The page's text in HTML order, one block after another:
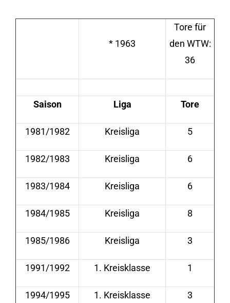
* 1963
Tore für
den WTW:
36
Saison Liga Tore
1981/1982 Kreisliga 5
1982/1983 Kreisliga 6
1983/1984 Kreisliga 6
1984/1985 Kreisliga 8
1985/1986 Kreisliga 3
1991/1992 1. Kreisklasse 1
1994/1995 1. Kreisklasse 3